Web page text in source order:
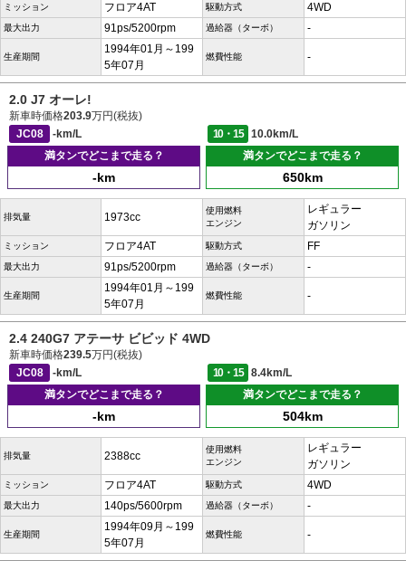
ミッション フロア4AT 駆動方式 4WD
最大出力 91ps/5200rpm 過給器（ターボ） -
生産期間
1994年01月～199
5年07月
燃費性能 -
2.0 J7 オーレ!
新車時価格203.9万円(税抜)
JC08
-km/L 10・15
10.0km/L
満タンでどこまで走る？
-km
満タンでどこまで走る？
650km
排気量 1973cc
使用燃料
エンジン
レギュラー
ガソリン
ミッション フロア4AT 駆動方式 FF
最大出力 91ps/5200rpm 過給器（ターボ） -
生産期間
1994年01月～199
5年07月
燃費性能 -
2.4 240G7 アテーサ ビビッド 4WD
新車時価格239.5万円(税抜)
JC08
-km/L 10・15
8.4km/L
満タンでどこまで走る？
-km
満タンでどこまで走る？
504km
排気量 2388cc
使用燃料
エンジン
レギュラー
ガソリン
ミッション フロア4AT 駆動方式 4WD
最大出力 140ps/5600rpm 過給器（ターボ） -
生産期間
1994年09月～199
5年07月
燃費性能 -